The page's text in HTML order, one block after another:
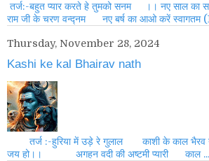
तर्ज:-बहुत प्यार करते हे तुमको सनम ।। नए साल का
राम जी के चरण वन्द्नम नए बर्ष का आओ करें स्वागतम
Thursday, November 28, 2024
Kashi ke kal Bhairav nath
तर्ज :-हुरिया में उड़े रे गुलाल काशी के काल
जय हो।। अगहन वदी की अष्टमी प्यारी काल ...